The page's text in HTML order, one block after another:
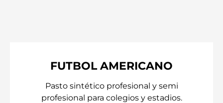
FUTBOL AMERICANO
Pasto sintético profesional y semi
profesional para colegios y estadios.